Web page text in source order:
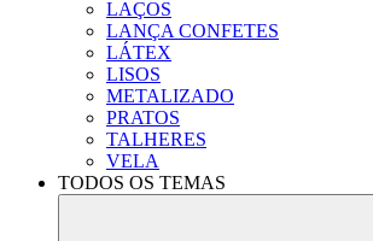
LAÇOS
LANÇA CONFETES
LÁTEX
LISOS
METALIZADO
PRATOS
TALHERES
VELA
TODOS OS TEMAS